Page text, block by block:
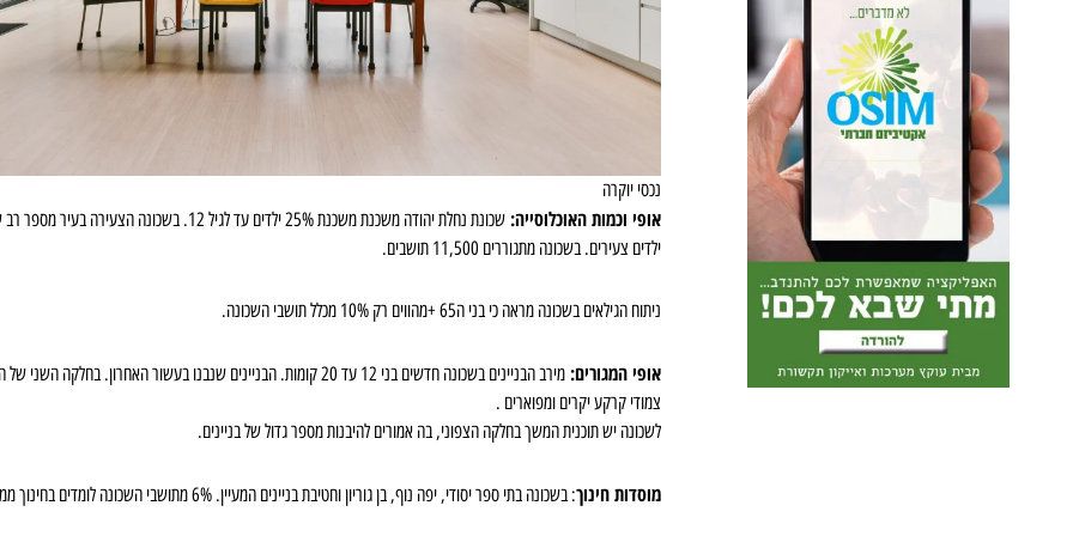
נכסי יוקרה
אופי וכמות האוכלוסייה:
שכונת נחלת יהודה משכנת משכנת 25% ילדים עד לגיל 12. בשכונה
ילדים צעירים. בשכונה מתגוררים 11,500 תושבים.
ניתוח הגילאים בשכונה מראה כי בני ה65 +מהווים רק 10% מכלל תושבי השכונה.
אופי המגורים:
מירב הבניינים בשכונה חדשים בני 12 עד 20 קומות. הבניינים שנבנו בעשור האחרון. בחלקה
צמודי קרקע יקרים ומפוארים .
לשכונה יש תוכנית המשך בחלקה הצפוני, בה אמורים להיבנות מספר גדול של בניינים.
מוסדות חינוך: בשכונה בתי ספר יסודי, יפה נוף, בן גוריון וחטיבת בניינים המעיין. 6% מתושבי השכונה לומדים בחינוך ממלכתי דתי.